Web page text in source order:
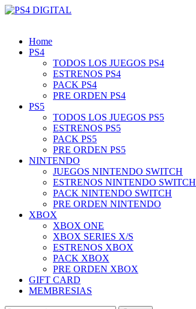
Home
PS4
TODOS LOS JUEGOS PS4
ESTRENOS PS4
PACK PS4
PRE ORDEN PS4
PS5
TODOS LOS JUEGOS PS5
ESTRENOS PS5
PACK PS5
PRE ORDEN PS5
NINTENDO
JUEGOS NINTENDO SWITCH
ESTRENOS NINTENDO SWITCH
PACK NINTENDO SWITCH
PRE ORDEN NINTENDO
XBOX
XBOX ONE
XBOX SERIES X/S
ESTRENOS XBOX
PACK XBOX
PRE ORDEN XBOX
GIFT CARD
MEMBRESIAS